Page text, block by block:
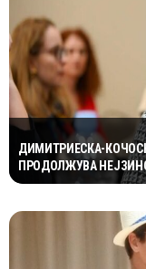
ДИМИТРИЕСКА-
ПРОДОЛЖУВА